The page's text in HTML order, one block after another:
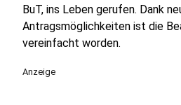
BuT, ins Leben gerufen. Dank
Antragsmöglichkeiten ist die
vereinfacht worden.
Anzeige